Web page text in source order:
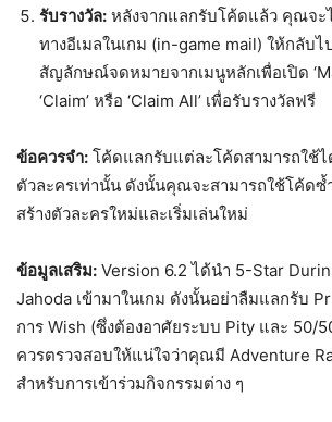
รับรางวัล: หลังจากแลกรับโค้ดแล้ว คุณจะ
ทางอีเมลในเกม (in-game mail) ให้กลับไ
สัญลักษณ์จดหมายจากเมนูหลักเพื่อเปิด
‘Claim’ หรือ ‘Claim All’ เพื่อรับรางวัลฟรี
ข้อควรจำ: โค้ดแลกรับแต่ละโค้ดสามารถใช้ไ
ตัวละครเท่านั้น ดังนั้นคุณจะสามารถใช้โค้ด
สร้างตัวละครใหม่และเริ่มเล่นใหม่
ข้อมูลเสริม: Version 6.2 ได้นำ 5-Star
Jahoda เข้ามาในเกม ดังนั้นอย่าลืมแลกรับ
การ Wish (ซึ่งต้องอาศัยระบบ Pity และ 50/
ควรตรวจสอบให้แน่ใจว่าคุณมี Adventure
สำหรับการเข้าร่วมกิจกรรมต่าง ๆ